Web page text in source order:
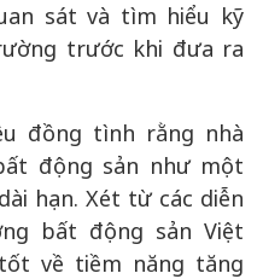
sát và tìm hiểu kỹ
trước khi đưa ra
đồng tình rằng nhà
động sản như một
hạn. Xét từ các diễn
bất động sản Việt
về tiềm năng tăng